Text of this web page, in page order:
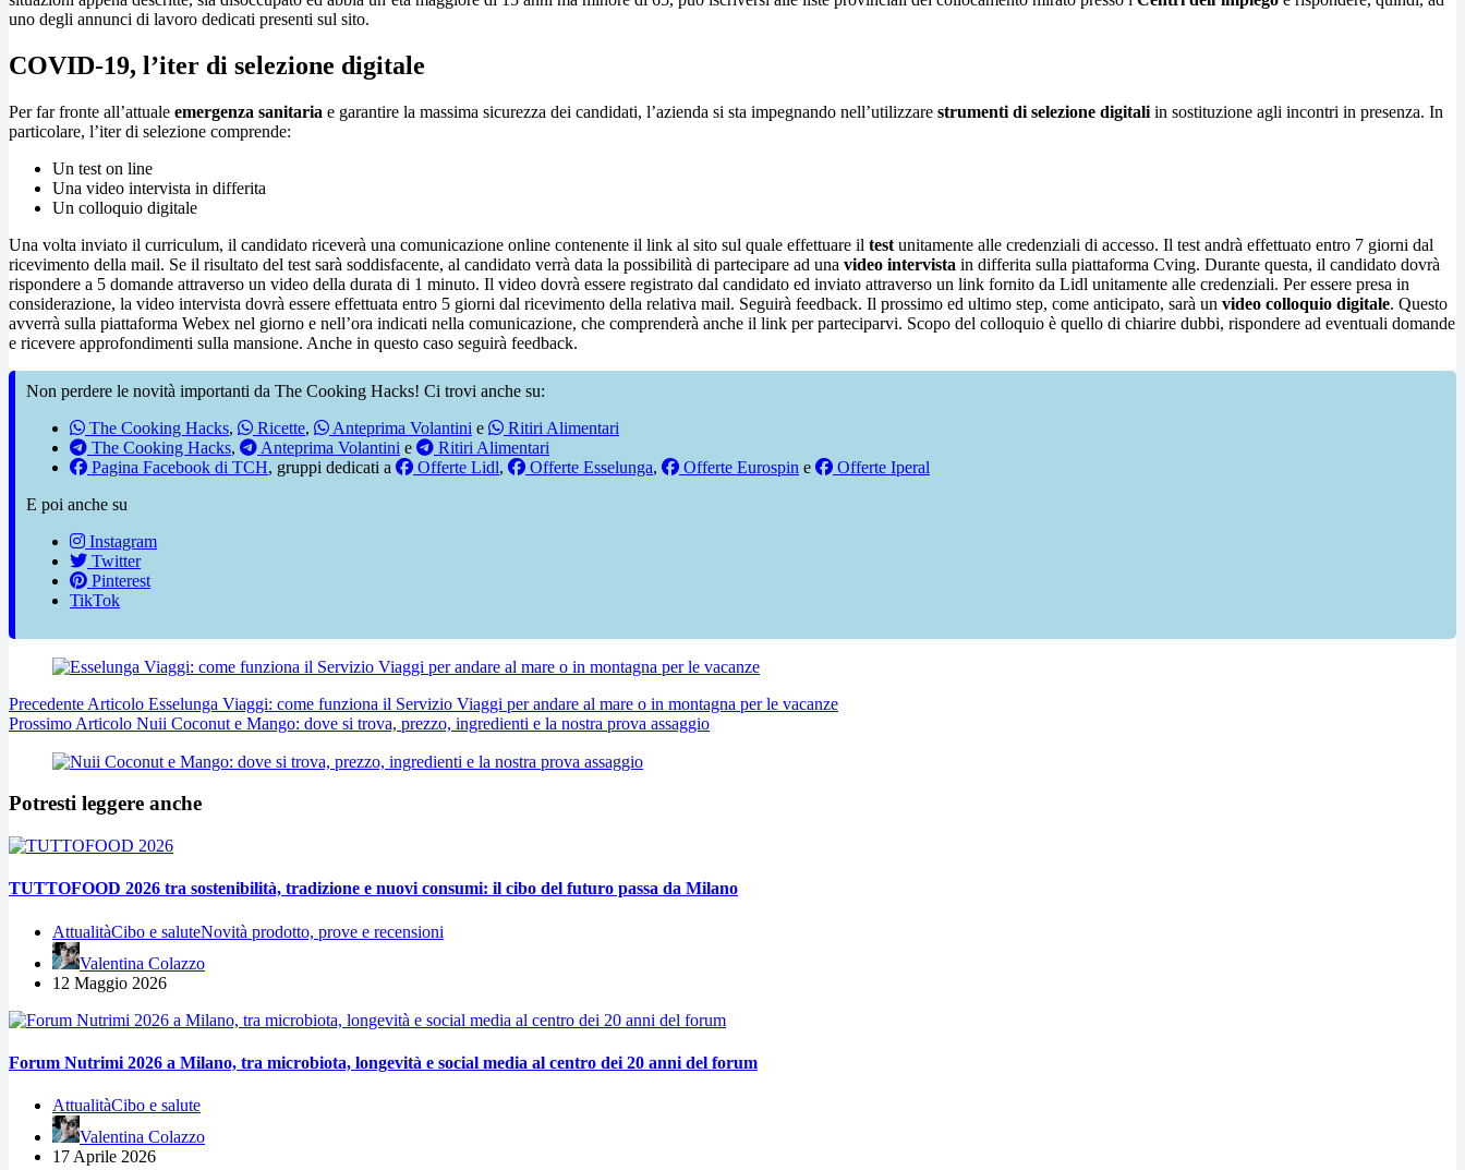
uno degli annunci di lavoro dedicati presenti sul sito.
COVID-19, l’iter di selezione digitale
Per far fronte all’attuale emergenza sanitaria e garantire la massima sicurezza dei candidati, l’azienda si sta impegnando nell’utilizzare strumenti di selezione digitali in sostituzione agli incontri in presenza. In
particolare, l’iter di selezione comprende:
Un test on line
Una video intervista in differita
Un colloquio digitale
Una volta inviato il curriculum, il candidato riceverà una comunicazione online contenente il link al sito sul quale effettuare il test unitamente alle credenziali di accesso. Il test andrà effettuato entro 7 giorni dal
ricevimento della mail. Se il risultato del test sarà soddisfacente, al candidato verrà data la possibilità di partecipare ad una video intervista in differita sulla piattaforma Cving. Durante questa, il candidato dovrà
rispondere a 5 domande attraverso un video della durata di 1 minuto. Il video dovrà essere registrato dal candidato ed inviato attraverso un link fornito da Lidl unitamente alle credenziali. Per essere presa in
considerazione, la video intervista dovrà essere effettuata entro 5 giorni dal ricevimento della relativa mail. Seguirà feedback. Il prossimo ed ultimo step, come anticipato, sarà un video colloquio digitale. Questo
avverrà sulla piattaforma Webex nel giorno e nell’ora indicati nella comunicazione, che comprenderà anche il link per parteciparvi. Scopo del colloquio è quello di chiarire dubbi, rispondere ad eventuali domande
e ricevere approfondimenti sulla mansione. Anche in questo caso seguirà feedback.
Non perdere le novità importanti da The Cooking Hacks! Ci trovi anche su:
The Cooking Hacks, Ricette, Anteprima Volantini e
Ritiri Alimentari
The Cooking Hacks, Anteprima Volantini e
Ritiri Alimentari
Pagina Facebook di TCH, gruppi dedicati a Offerte Lidl, Offerte Esselunga, Offerte Eurospin e
Offerte Iperal
E poi anche su
Instagram
Twitter
Pinterest
TikTok
Precedente Articolo Esselunga Viaggi: come funziona il Servizio Viaggi per andare al mare o in montagna per le vacanze
Prossimo Articolo Nuii Coconut e Mango: dove si trova, prezzo, ingredienti e la nostra prova assaggio
Potresti leggere anche
TUTTOFOOD 2026 tra sostenibilità, tradizione e nuovi consumi: il cibo del futuro passa da Milano
AttualitàCibo e saluteNovità prodotto, prove e recensioni
Valentina Colazzo
12 Maggio 2026
Forum Nutrimi 2026 a Milano, tra microbiota, longevità e social media al centro dei 20 anni del forum
AttualitàCibo e salute
Valentina Colazzo
17 Aprile 2026